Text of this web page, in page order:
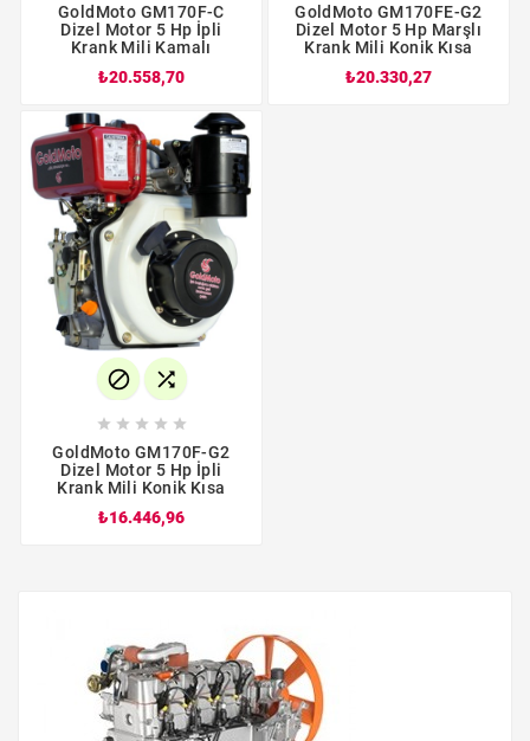
GoldMoto GM170F-C
Dizel Motor 5 Hp İpli
Krank Mili Kamalı
₺20.558,70
GoldMoto GM170FE-G2
Dizel Motor 5 Hp Marşlı
Krank Mili Konik Kısa
₺20.330,27
 
    
GoldMoto GM170F-G2
Dizel Motor 5 Hp İpli
Krank Mili Konik Kısa
₺16.446,96